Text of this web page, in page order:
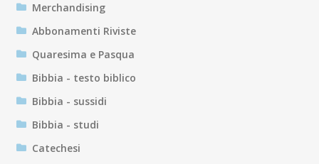
Merchandising
Abbonamenti Riviste
Quaresima e Pasqua
Bibbia - testo biblico
Bibbia - sussidi
Bibbia - studi
Catechesi